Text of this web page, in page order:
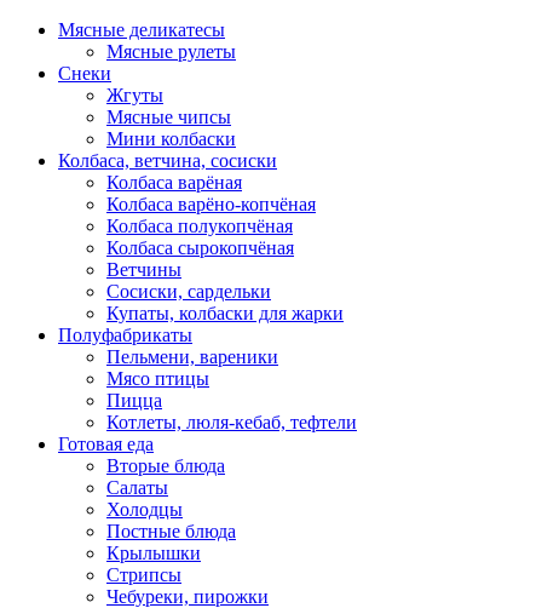
Мясные деликатесы
Мясные рулеты
Снеки
Жгуты
Мясные чипсы
Мини колбаски
Колбаса, ветчина, сосиски
Колбаса варёная
Колбаса варёно-копчёная
Колбаса полукопчёная
Колбаса сырокопчёная
Ветчины
Сосиски, сардельки
Купаты, колбаски для жарки
Полуфабрикаты
Пельмени, вареники
Мясо птицы
Пицца
Котлеты, люля-кебаб, тефтели
Готовая еда
Вторые блюда
Салаты
Холодцы
Постные блюда
Крылышки
Стрипсы
Чебуреки, пирожки